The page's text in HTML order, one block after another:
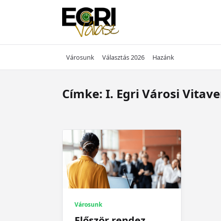
Városunk Választás 2026 Hazánk
Címke: I. Egri Városi
Városunk